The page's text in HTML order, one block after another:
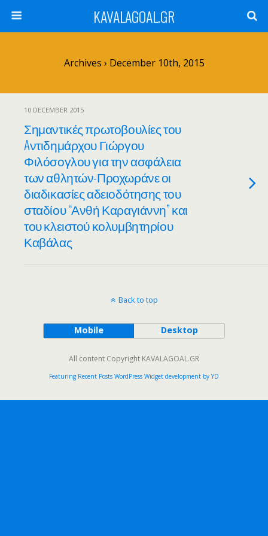
KAVALAGOAL.GR
Archives › December 10th, 2015
10 DECEMBER 2015
Σημαντικές πρωτοβουλίες του
Aντιδημάρχου Γιώργου
Φιλόσογλου για την ασφάλεια
των αθλητών-Προχωράνε οι
διαδικασίες αδειοδότησης του
σταδίου “Ανθή Καραγιάννη” και
του κλειστού κολυμβητηρίου
Καβάλας
Back to top
Mobile Desktop
All content Copyright KAVALAGOAL.GR
Featuring Recent Posts WordPress Widget development by YD